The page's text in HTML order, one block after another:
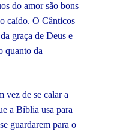
do amor são bons
caído. O Cânticos
graça de Deus e
quanto da
vez de se calar a
a Bíblia usa para
guardarem para o